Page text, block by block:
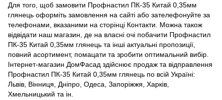
Для того, щоб замовити Профнастил ПК-35 Китай 0,35мм
глянець оформіть замовлення на сайті або зателефонуйте за
телефонами, вказаними на сторінці Контакти. Можна також
відвідати наш магазин, де на власні очі побачити Профнастил
ПК-35 Китай 0,35мм глянець та інші актуальні пропозиції,
повний асортимент, помацати та зробити оптимальний вибір.
Інтернет-магазин ДомФасад здійснює продаж та відправлення
Профнастил ПК-35 Китай 0,35мм глянець по всій Україні:
Львів, Вінниця, Дніпро, Одеса, Запоріжжя, Харків,
Хмельницький та ін.